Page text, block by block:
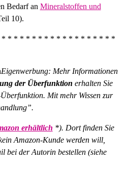
Bedarf an Mineralstoffen und
10).
* * * * * * * * * * * * * * * * * *
Eigenwerbung: Mehr Informationen
der Überfunktion erhalten Sie
Mit mehr Wissen zur
erhältlich *). Dort finden Sie
Amazon-Kunde werden will,
bei der Autorin bestellen (siehe